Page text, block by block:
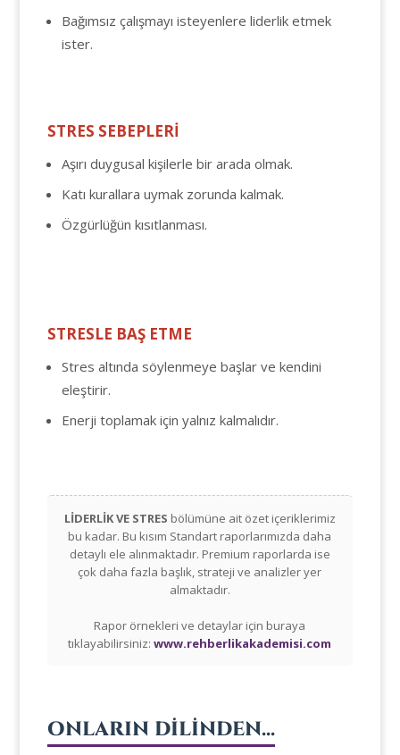
Bağımsız çalışmayı isteyenlere liderlik etmek
ister.
STRES SEBEPLERİ
Aşırı duygusal kişilerle bir arada olmak.
Katı kurallara uymak zorunda kalmak.
Özgürlüğün kısıtlanması.
STRESLE BAŞ ETME
Stres altında söylenmeye başlar ve kendini
eleştirir.
Enerji toplamak için yalnız kalmalıdır.
LİDERLİK VE STRES bölümüne ait özet içeriklerimiz
bu kadar. Bu kısım Standart raporlarımızda daha
detaylı ele alınmaktadır. Premium raporlarda ise
çok daha fazla başlık, strateji ve analizler yer
almaktadır.
Rapor örnekleri ve detaylar için buraya
tıklayabilirsiniz:www.rehberlikakademisi.com
ONLARIN DİLİNDEN...